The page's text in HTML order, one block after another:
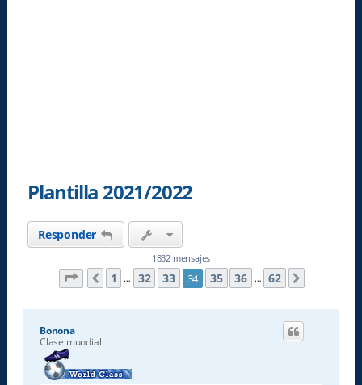
Plantilla 2021/2022
Responder
1832 mensajes
Página 34 de62
Anterior
1 … 32 33 34 35 36 … 62
Bonona
Clase mundial